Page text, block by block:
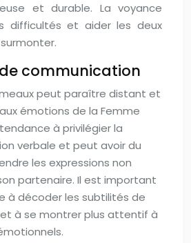
et durable. La voyance
difficultés et aider les deux
communication
peut paraître distant et
émotions de la Femme
à privilégier la
verbale et peut avoir du
les expressions non
partenaire. Il est important
à décoder les subtilités de
à se montrer plus attentif à